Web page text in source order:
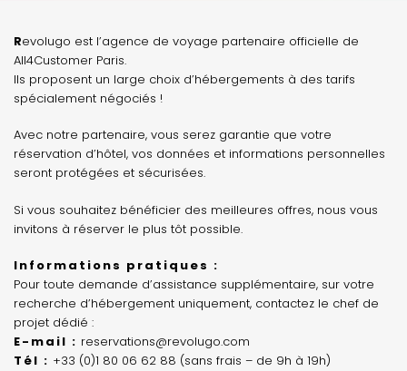
Revolugo est l’agence de voyage partenaire officielle de
All4Customer Paris.
Ils proposent un large choix d’hébergements à des tarifs
spécialement négociés !
Avec notre partenaire, vous serez garantie que votre
réservation d’hôtel, vos données et informations personnelles
seront protégées et sécurisées.
Si vous souhaitez bénéficier des meilleures offres, nous vous
invitons à réserver le plus tôt possible.
Informations pratiques :
Pour toute demande d’assistance supplémentaire, sur votre
recherche d’hébergement uniquement, contactez le chef de
projet dédié :
E-mail : reservations@revolugo.com
Tél : +33 (0)1 80 06 62 88 (sans frais – de 9h à 19h)